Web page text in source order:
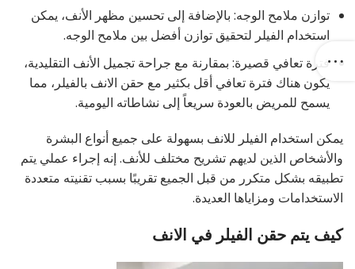
توازن ملامح الوجه: بالإضافة إلى تحسين مظهر الأنف، يمكن
استخدام الفيلر لتحقيق توازن أفضل بين ملامح الوجه.
فترة تعافي قصيرة: بمقارنة مع جراحة تجميل الأنف التقليدية،
يكون هناك فترة تعافي أقل بكثير مع حقن الانف بالفيلر، مما
يسمح للمريض بالعودة سريعاً إلى نشاطاته اليومية.
يمكن استخدام الفيلر للانف بسهولة على جميع أنواع البشرة
والأشخاص الذين لديهم تشريح مختلف للأنف. إنه إجراء عملي يتم
تطبيقه بشكل متكرر من قبل الجميع تقريبًا بسبب تقنيته متعددة
الاستخدامات ومزاياها العديدة.
كيف يتم حقن الفيلر في الانف